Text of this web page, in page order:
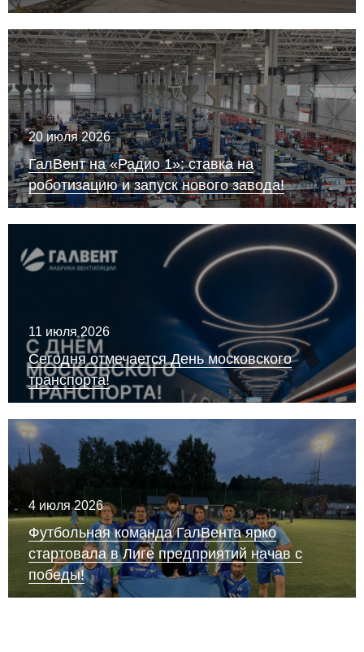
20 июля 2026
ГалВент на «Радио 1»: ставка на
роботизацию и запуск нового завода!
11 июля 2026
Сегодня отмечается День московского
транспорта!
4 июля 2026
Футбольная команда ГалВента ярко
стартовала в Лиге предприятий начав с
победы!